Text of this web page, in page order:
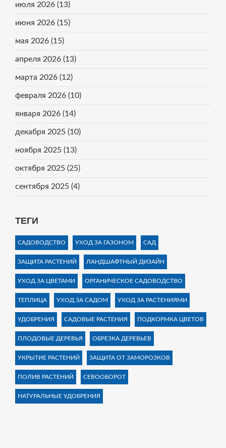
июля 2026 (13)
июня 2026 (15)
мая 2026 (15)
апреля 2026 (13)
марта 2026 (12)
февраля 2026 (10)
января 2026 (14)
декабря 2025 (10)
ноября 2025 (13)
октября 2025 (25)
сентября 2025 (4)
ТЕГИ
САДОВОДСТВО УХОД ЗА ГАЗОНОМ САД
ЗАЩИТА РАСТЕНИЙ ЛАНДШАФТНЫЙ ДИЗАЙН
УХОД ЗА ЦВЕТАМИ ОРГАНИЧЕСКОЕ САДОВОДСТВО
ТЕПЛИЦА УХОД ЗА САДОМ УХОД ЗА РАСТЕНИЯМИ
УДОБРЕНИЯ САДОВЫЕ РАСТЕНИЯ ПОДКОРМКА ЦВЕТОВ
ПЛОДОВЫЕ ДЕРЕВЬЯ ОБРЕЗКА ДЕРЕВЬЕВ
УКРЫТИЕ РАСТЕНИЙ ЗАЩИТА ОТ ЗАМОРОЗКОВ
ПОЛИВ РАСТЕНИЙ СЕВООБОРОТ
НАТУРАЛЬНЫЕ УДОБРЕНИЯ